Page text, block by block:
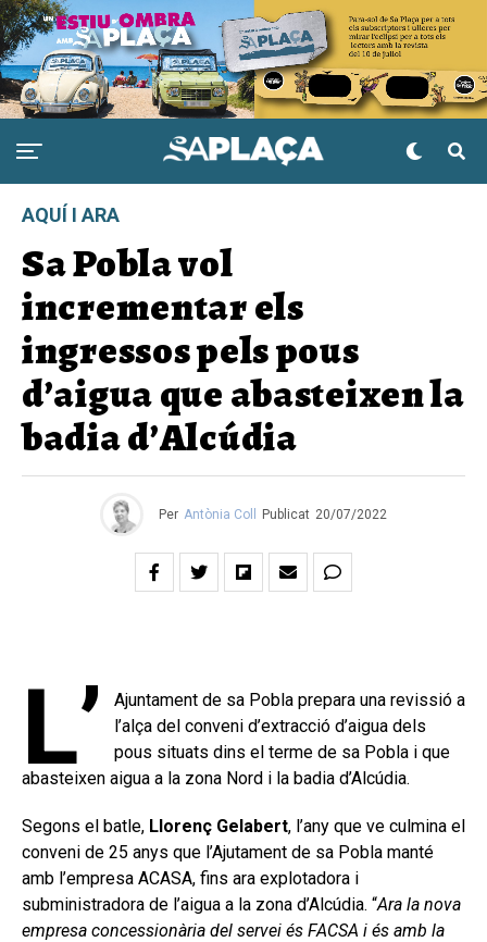
AQUÍ I ARA
Sa Pobla vol
incrementar els
ingressos pels pous
d’aigua que abasteixen la
badia d’Alcúdia
Per Antònia Coll Publicat 20/07/2022
L’
Ajuntament de sa Pobla prepara una revissió a
l’alça del conveni d’extracció d’aigua dels
pous situats dins el terme de sa Pobla i que
abasteixen aigua a la zona Nord i la badia d’Alcúdia.
Segons el batle, Llorenç Gelabert, l’any que ve culmina el
conveni de 25 anys que l’Ajutament de sa Pobla manté
amb l’empresa ACASA, fins ara explotadora i
subministradora de l’aigua a la zona d’Alcúdia. “Ara la nova
empresa concessionària del servei és FACSA i és amb la